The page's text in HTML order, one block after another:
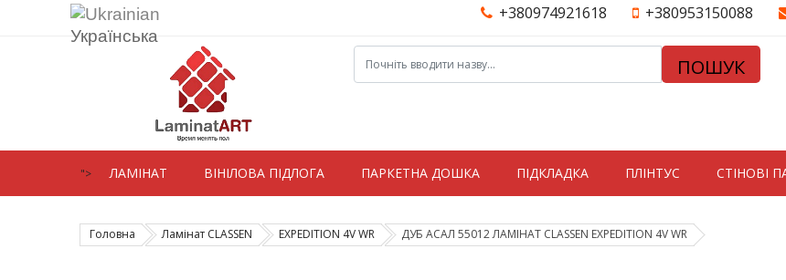
Українська
+380974921618 +380953150088
ПОШУК
"> ЛАМIНАТ ВIНIЛОВА ПІДЛОГА ПАРКЕТНА ДОШКА ПІДКЛАДКА ПЛІНТУС СТIНОВI
Головна Ламiнат CLASSEN EXPEDITION 4V WR ДУБ АСАЛ 55012 ЛАМІНАТ CLASSEN EXPEDITION 4V WR